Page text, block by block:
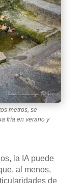
metros, se
fría en verano y
la IA puede
al menos,
de